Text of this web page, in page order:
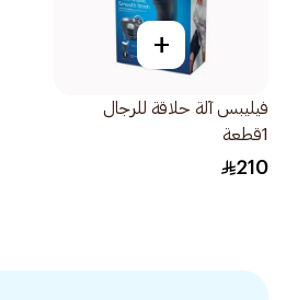
+
فيليبس آلة حلاقة للرجال
1قطعة
210